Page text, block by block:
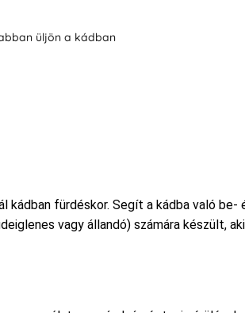
üljön a kádban
fürdéskor. Segít a kádba való be-
vagy állandó) számára készült,